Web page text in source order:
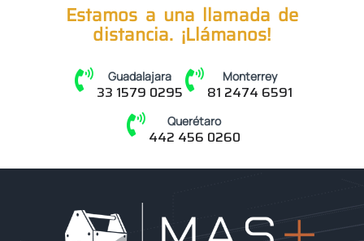
Estamos a una llamada de
distancia. ¡Llámanos!
Guadalajara
33 1579 0295
Monterrey
81 2474 6591
Querétaro
442 456 0260